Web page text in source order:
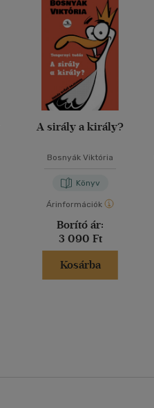
A sirály a király?
Bosnyák Viktória
Könyv
Árinformációk
Borító ár:
3 090 Ft
Kosárba